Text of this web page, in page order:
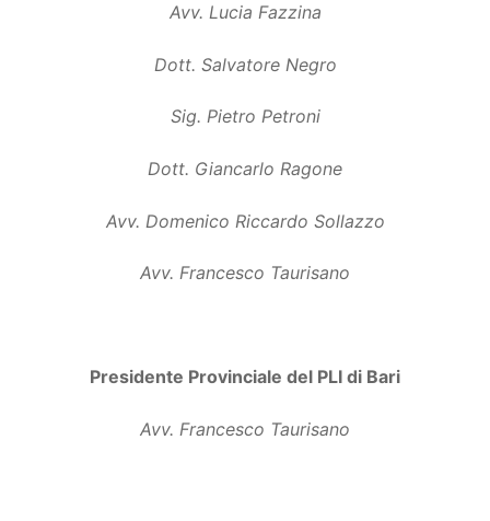
Avv. Lucia Fazzina
Dott. Salvatore Negro
Sig. Pietro Petroni
Dott. Giancarlo Ragone
Avv. Domenico Riccardo Sollazzo
Avv. Francesco Taurisano
Presidente Provinciale del PLI di Bari
Avv. Francesco Taurisano